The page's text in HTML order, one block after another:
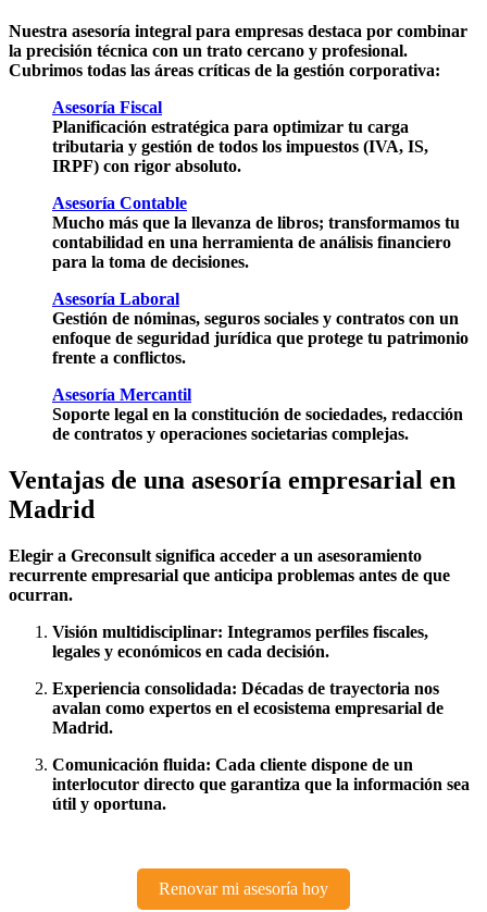
Nuestra asesoría integral para empresas destaca por combinar
la precisión técnica con un trato cercano y profesional.
Cubrimos todas las áreas críticas de la gestión corporativa:
Asesoría Fiscal
Planificación estratégica para optimizar tu carga
tributaria y gestión de todos los impuestos (IVA, IS,
IRPF) con rigor absoluto.
Asesoría Contable
Mucho más que la llevanza de libros; transformamos tu
contabilidad en una herramienta de análisis financiero
para la toma de decisiones.
Asesoría Laboral
Gestión de nóminas, seguros sociales y contratos con un
enfoque de seguridad jurídica que protege tu patrimonio
frente a conflictos.
Asesoría Mercantil
Soporte legal en la constitución de sociedades, redacción
de contratos y operaciones societarias complejas.
Ventajas de una asesoría empresarial en
Madrid
Elegir a Greconsult significa acceder a un asesoramiento
recurrente empresarial que anticipa problemas antes de que
ocurran.
Visión multidisciplinar: Integramos perfiles fiscales,
legales y económicos en cada decisión.
Experiencia consolidada: Décadas de trayectoria nos
avalan como expertos en el ecosistema empresarial de
Madrid.
Comunicación fluida: Cada cliente dispone de un
interlocutor directo que garantiza que la información sea
útil y oportuna.
Renovar mi asesoría hoy